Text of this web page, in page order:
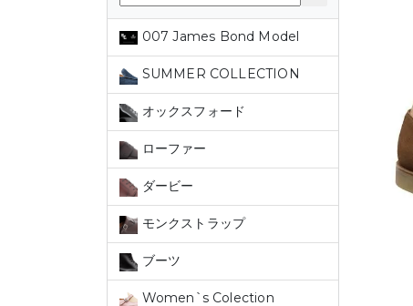
007 James Bond Model
SUMMER COLLECTION
オックスフォード
ローファー
ダービー
モンクストラップ
ブーツ
Women`s Colection